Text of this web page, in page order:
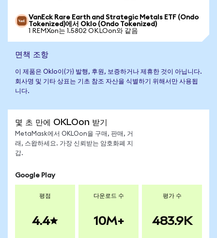
VanEck Rare Earth and Strategic Metals ETF (Ondo
Tokenized)에서 Oklo (Ondo Tokenized)
1 REMXon는 1.5802 OKLOon와 같음
면책 조항
이 제품은 Oklo이(가) 발행, 후원, 보증하거나 제휴한 것이 아닙니다.
회사명 및 기타 상표는 기초 참조 자산을 식별하기 위해서만 사용됩
니다.
몇 초 만에 OKLOon 받기
MetaMask에서 OKLOon을 구매, 판매, 거
래, 스왑하세요. 가장 신뢰받는 암호화폐 지
갑.
Google Play
평점
4.4
다운로드 수
10M+
평가 수
483.9K